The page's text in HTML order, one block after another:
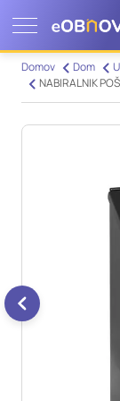
Domov Dom
NABIRALNIK
Nastavitve
piškotkov. Te
nastavitve,
deluje v skladu
ne razkrivajo
zagotovijo bolj
Nekatere vrste
imena kategorij,
privzete
na vašo